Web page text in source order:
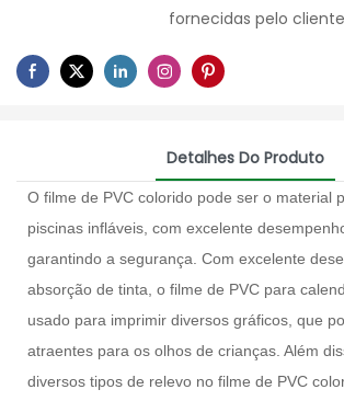
fornecidas pelo cliente
Detalhes Do Produto
O filme de PVC colorido pode ser o material
piscinas infláveis, com excelente
garantindo a segurança. Com excelente
absorção de tinta, o filme de PVC para
usado para imprimir diversos gráficos, que
atraentes para os olhos de crianças. Além
diversos tipos de relevo no filme de PVC